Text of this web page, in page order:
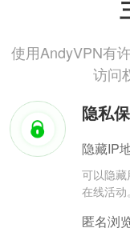
使用AndyVPN有
访问
隐私
隐藏IP
可以隐
在线活动。
匿名浏